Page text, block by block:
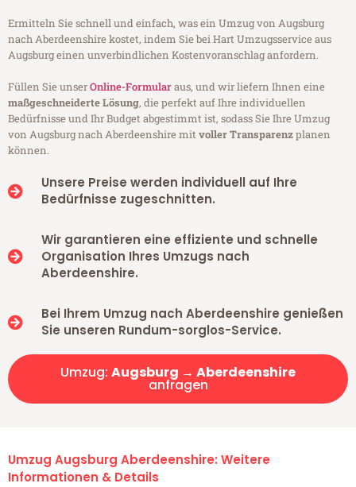
Ermitteln Sie schnell und einfach, was ein Umzug von Augsburg
nach Aberdeenshire kostet, indem Sie bei Hart Umzugsservice aus
Augsburg einen unverbindlichen Kostenvoranschlag anfordern.
Füllen Sie unserOnline-Formularaus, und wir liefern Ihnen eine
maßgeschneiderte Lösung, die perfekt auf Ihre individuellen
Bedürfnisse und Ihr Budget abgestimmt ist, sodass Sie Ihre Umzug
von Augsburg nach Aberdeenshire mitvoller Transparenzplanen
können.
Unsere Preise werden individuell auf Ihre
Bedürfnisse zugeschnitten.
Wir garantieren eine effiziente und schnelle
Organisation Ihres Umzugs nach
Aberdeenshire.
Bei Ihrem Umzug nach Aberdeenshire genießen
Sie unseren Rundum-sorglos-Service.
Umzug: Augsburg → Aberdeenshire
anfragen
Umzug Augsburg Aberdeenshire: Weitere
Informationen & Details